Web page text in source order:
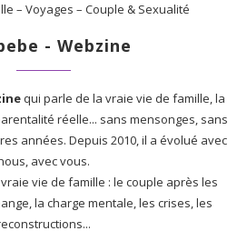
- Webzine
qui parle de la vraie vie de famille, la
réelle... sans mensonges, sans
années. Depuis 2010, il a évolué avec
avec vous.
vie de famille : le couple après les
la charge mentale, les crises, les